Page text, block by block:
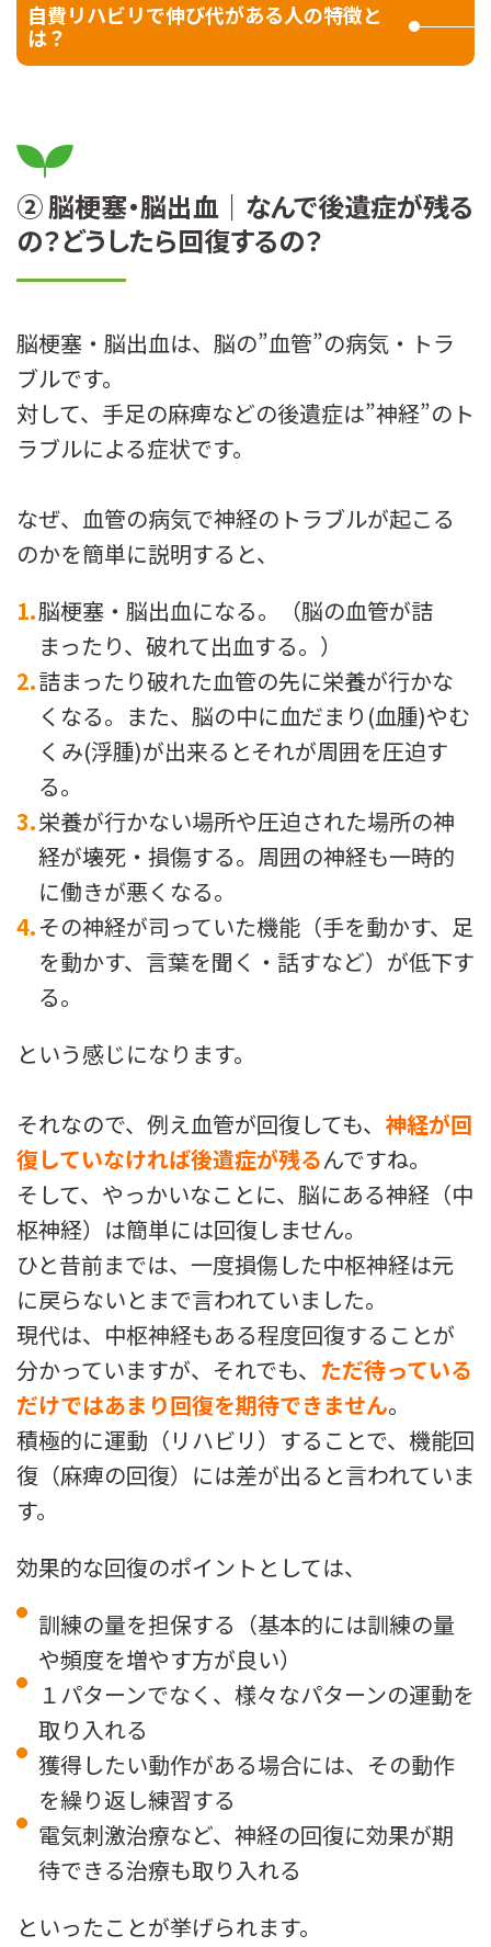
自費リハビリで伸び代がある人の特徴と
は？
② 脳梗塞・脳出血｜なんで後遺症が残る
の？どうしたら回復するの？
脳梗塞・脳出血は、脳の”血管”の病気・トラ
ブルです。
対して、手足の麻痺などの後遺症は”神経”のト
ラブルによる症状です。
なぜ、血管の病気で神経のトラブルが起こる
のかを簡単に説明すると、
脳梗塞・脳出血になる。（脳の血管が詰
まったり、破れて出血する。）
詰まったり破れた血管の先に栄養が行かな
くなる。また、脳の中に血だまり(血腫)やむ
くみ(浮腫)が出来るとそれが周囲を圧迫す
る。
栄養が行かない場所や圧迫された場所の神
経が壊死・損傷する。周囲の神経も一時的
に働きが悪くなる。
その神経が司っていた機能（手を動かす、足
を動かす、言葉を聞く・話すなど）が低下す
る。
という感じになります。
それなので、例え血管が回復しても、 神経が回
復していなければ後遺症が残るんですね。
そして、やっかいなことに、脳にある神経（中
枢神経）は簡単には回復しません。
ひと昔前までは、一度損傷した中枢神経は元
に戻らないとまで言われていました。
現代は、中枢神経もある程度回復することが
分かっていますが、それでも、 ただ待っている
だけではあまり回復を期待できません。
積極的に運動（リハビリ）することで、機能回
復（麻痺の回復）には差が出ると言われていま
す。
効果的な回復のポイントとしては、
訓練の量を担保する（基本的には訓練の量
や頻度を増やす方が良い）
１パターンでなく、様々なパターンの運動を
取り入れる
獲得したい動作がある場合には、その動作
を繰り返し練習する
電気刺激治療など、神経の回復に効果が期
待できる治療も取り入れる
といったことが挙げられます。